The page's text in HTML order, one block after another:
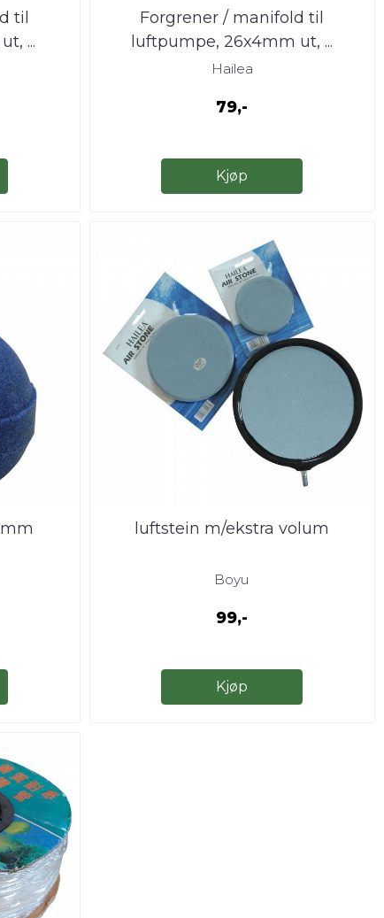
til
...
Forgrener / manifold til
luftpumpe, 26x4mm ut, ...
Hailea
79,-
Kjøp
luftstein m/ekstra volum
Boyu
99,-
Kjøp